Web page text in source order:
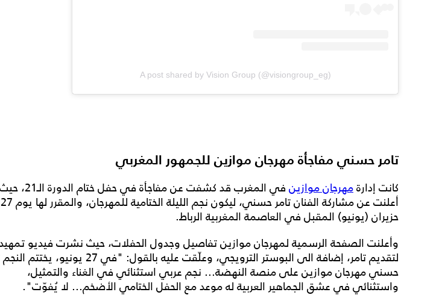
A post shared by Vision Group (@visiongroup_eg)
تامر حسني مفاجأة مهرجان موازين للجمهور المغربي
كانت إدارةمهرجان موازين
في المغرب قد كشفت عن مفاجأة في حفل ختام الدورة الـ21، حيث
أعلنت عن مشاركة الفنان تامر حسني، ليكون نجم الليلة الختامية للمهرجان، والمقرر لها يوم 27
حزيران (يونيو) المقبل في العاصمة المغربية الرباط.
وأعلنت الصفحة الرسمية لمهرجان موازين تفاصيل وجدول الحفلات، حيث نشرت فيديو
لتقديم تامر، إضافة الى البوستر الترويجي، وعلّقت عليه بالقول: "في 27
حسني مهرجان موازين على منصة النهضة... نجم عربي استثنائي في الغناء والتمثيل،
واستثنائي في عشق الجماهير العربية له موعد مع الحفل الختامي الأضخم... لا يُفوّت".